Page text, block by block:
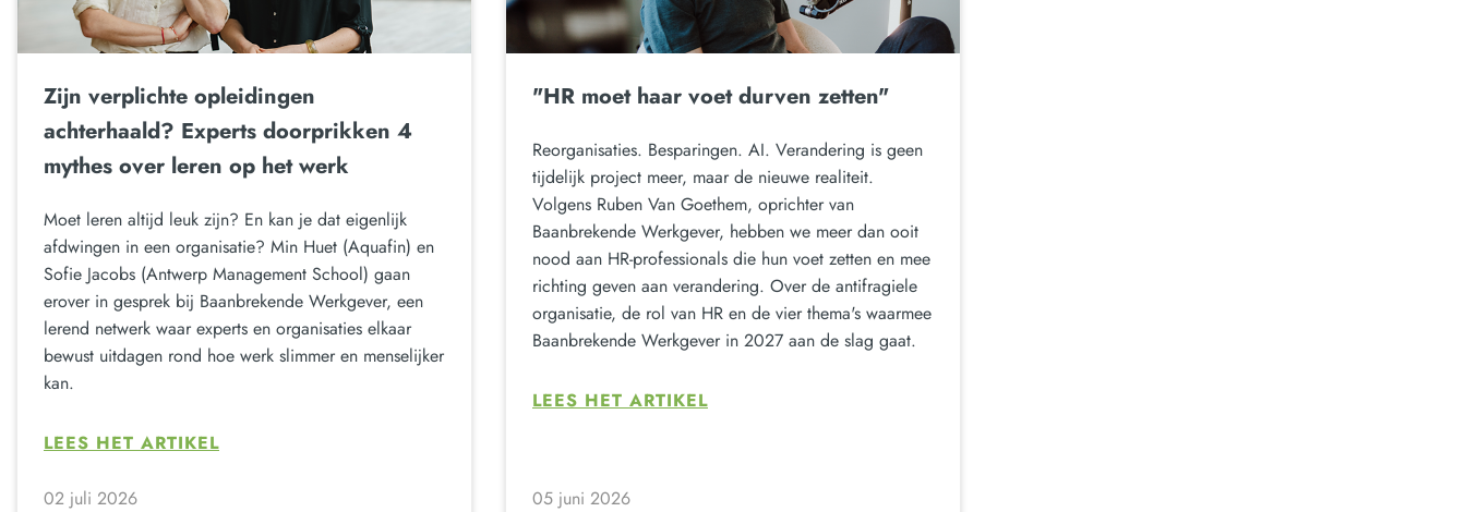
Zijn verplichte opleidingen
achterhaald? Experts doorprikken 4
mythes over leren op het werk
Moet leren altijd leuk zijn? En kan je dat eigenlijk
afdwingen in een organisatie? Min Huet (Aquafin) en
Sofie Jacobs (Antwerp Management School) gaan
erover in gesprek bij Baanbrekende Werkgever, een
lerend netwerk waar experts en organisaties elkaar
bewust uitdagen rond hoe werk slimmer en menselijker
kan.
LEES HET ARTIKEL
02 juli 2026
"HR moet haar voet durven zetten"
Reorganisaties. Besparingen. AI. Verandering is geen
tijdelijk project meer, maar de nieuwe realiteit.
Volgens Ruben Van Goethem, oprichter van
Baanbrekende Werkgever, hebben we meer dan ooit
nood aan HR-professionals die hun voet zetten en mee
richting geven aan verandering. Over de antifragiele
organisatie, de rol van HR en de vier thema's waarmee
Baanbrekende Werkgever in 2027 aan de slag gaat.
LEES HET ARTIKEL
05 juni 2026